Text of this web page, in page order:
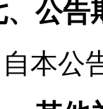
、公告
自本公